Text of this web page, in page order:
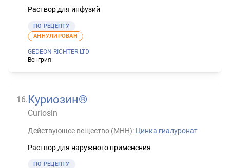
Раствор для инфузий
ПО РЕЦЕПТУ
GEDEON RICHTER LTD
Венгрия
АННУЛИРОВАН
16.Куриозин®
Curiosin
Действующее вещество (МНН): Цинка гиалуронат
Раствор для наружного применения
ПО РЕЦЕПТУ